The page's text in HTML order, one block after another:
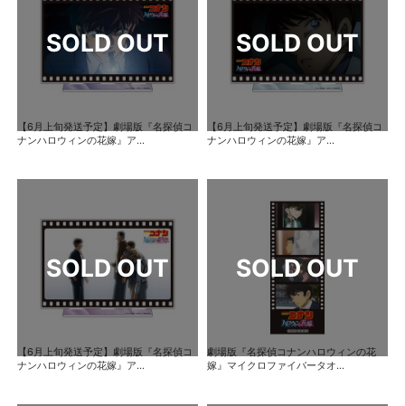
【6月上旬発送予定】劇場版『名探偵コ
ナンハロウィンの花嫁』ア...
【6月上旬発送予定】劇場版『名探偵コ
ナンハロウィンの花嫁』ア...
【6月上旬発送予定】劇場版『名探偵コ
ナンハロウィンの花嫁』ア...
劇場版『名探偵コナンハロウィンの花
嫁』マイクロファイバータオ...